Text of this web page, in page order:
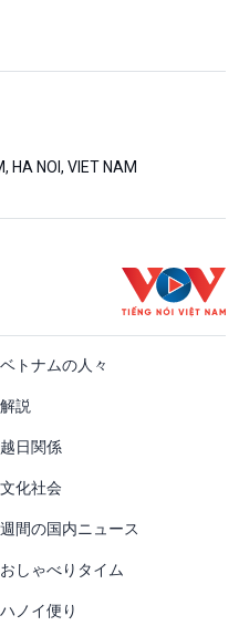
HA NOI, VIET NAM
ベトナムの人々
解説
越日関係
文化社会
週間の国内ニュース
おしゃべりタイム
ハノイ便り